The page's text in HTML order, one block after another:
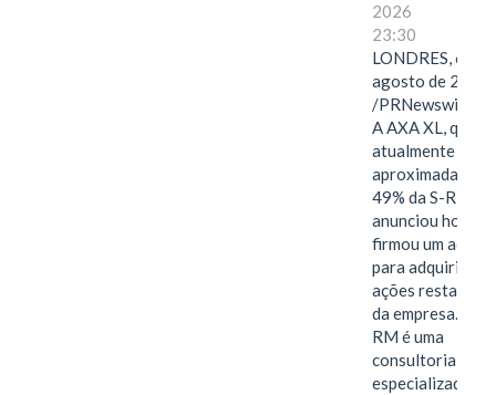
2026
23:30
LONDRES, 6 de
agosto de 2026
/PRNewswire/ --
A AXA XL, que
atualmente
49% da S-RM,
anunciou hoje
firmou um
para adquirir as
ações restantes
da empresa. A S-
RM é uma
consultoria
especializada